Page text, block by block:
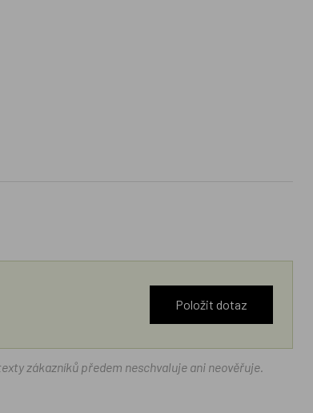
Položit dotaz
zákazníků předem neschvaluje ani neověřuje.